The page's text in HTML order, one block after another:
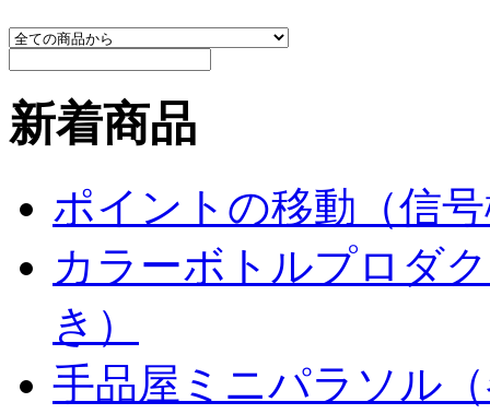
新着商品
ポイントの移動（信
カラーボトルプロダ
き）
手品屋ミニパラソル